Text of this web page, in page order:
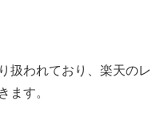
扱われており、楽天のレ
ます。